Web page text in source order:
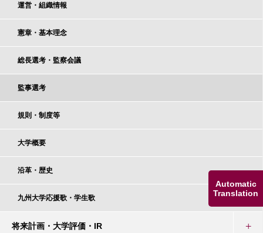
Automatic
Translation
運営・組織情報
憲章・基本理念
総長選考・監察会議
監事選考
規則・制度等
大学概要
沿革・歴史
九州大学応援歌・学生歌
将来計画・大学評価・IR